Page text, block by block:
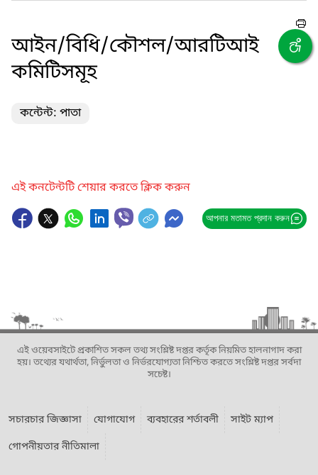
আইন/বিধি/কৌশল/আরটিআই
কমিটিসমূহ
কন্টেন্ট: পাতা
এই কনটেন্টটি শেয়ার করতে ক্লিক করুন
আপনার মতামত প্রদান করুন
এই ওয়েবসাইটে প্রকাশিত সকল তথ্য সংশ্লিষ্ট দপ্তর কর্তৃক নিয়মিত হালনাগাদ করা
হয়। তথ্যের যথার্থতা, নির্ভুলতা ও নির্ভরযোগ্যতা নিশ্চিত করতে সংশ্লিষ্ট দপ্তর সর্বদা
সচেষ্ট।
সচারচার জিজ্ঞাসা যোগাযোগ ব্যবহারের শর্তাবলী
সাইট ম্যাপ
গোপনীয়তার নীতিমালা